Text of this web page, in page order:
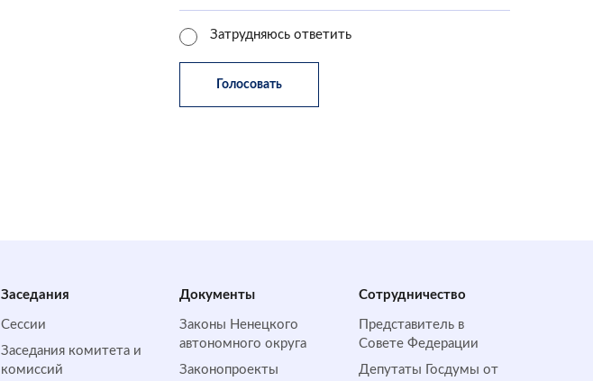
Затрудняюсь ответить
Заседания
Сессии
Заседания комитета и
комиссий
Документы
Законы Ненецкого
автономного округа
Законопроекты
Сотрудничество
Представитель в
Совете Федерации
Депутаты Госдумы от